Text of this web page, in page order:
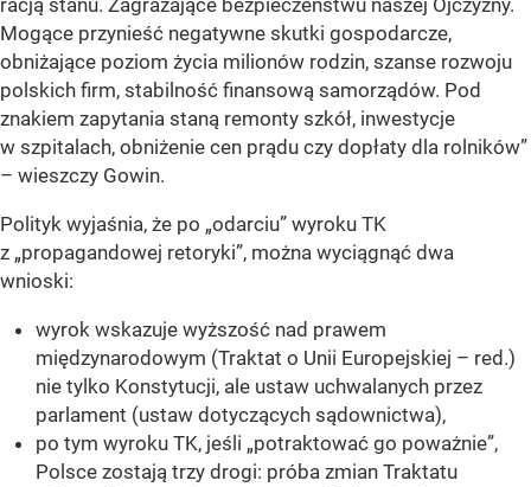
racją stanu. Zagrażające bezpieczeństwu naszej Ojczyzny.
Mogące przynieść negatywne skutki gospodarcze,
obniżające poziom życia milionów rodzin, szanse rozwoju
polskich firm, stabilność finansową samorządów. Pod
znakiem zapytania staną remonty szkół, inwestycje
w szpitalach, obniżenie cen prądu czy dopłaty dla rolników”
– wieszczy Gowin.
Polityk wyjaśnia, że po „odarciu” wyroku TK
z „propagandowej retoryki”, można wyciągnąć dwa
wnioski:
wyrok wskazuje wyższość nad prawem
międzynarodowym (Traktat o Unii Europejskiej – red.)
nie tylko Konstytucji, ale ustaw uchwalanych przez
parlament (ustaw dotyczących sądownictwa),
po tym wyroku TK, jeśli „potraktować go poważnie”,
Polsce zostają trzy drogi: próba zmian Traktatu